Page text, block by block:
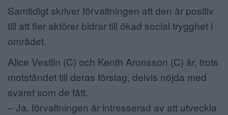
Samtidigt skriver förvaltningen att den är positiv
till att fler aktörer bidrar till ökad social trygghet i
området.
Alice Vestlin (C) och Kenth Aronsson (C) är, trots
motståndet till deras förslag, delvis nöjda med
svaret som de fått.
– Ja, förvaltningen är intresserad av att utveckla